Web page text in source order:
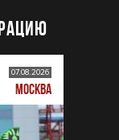
07.08.2026
МОСКВА